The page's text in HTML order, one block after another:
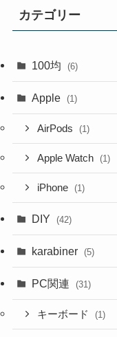
カテゴリー
100均 (6)
Apple (1)
AirPods (1)
Apple Watch (1)
iPhone (1)
DIY (42)
karabiner (5)
PC関連 (31)
キーボード (1)